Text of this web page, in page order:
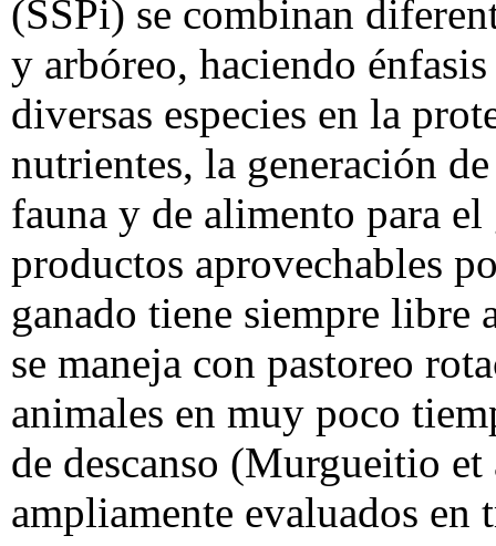
(SSPi) se combinan
y arbóreo, haciendo
diversas especies en la
nutrientes, la generación
fauna y de alimento para el
productos aprovechables
ganado tiene siempre libre
se maneja con pastoreo
animales en muy poco
de descanso (Murgueitio
ampliamente evaluados en